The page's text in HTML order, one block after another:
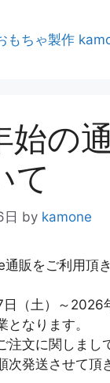
始の
て
by kamone
販をご利用頂
（土）～2026
となります。
注文に関しまし
次発送させて頂